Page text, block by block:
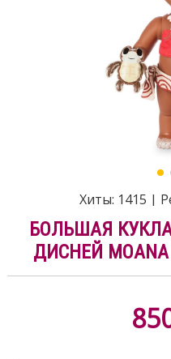
Хиты: 1415 |
БОЛЬШАЯ
ДИСНЕЙ MOANA